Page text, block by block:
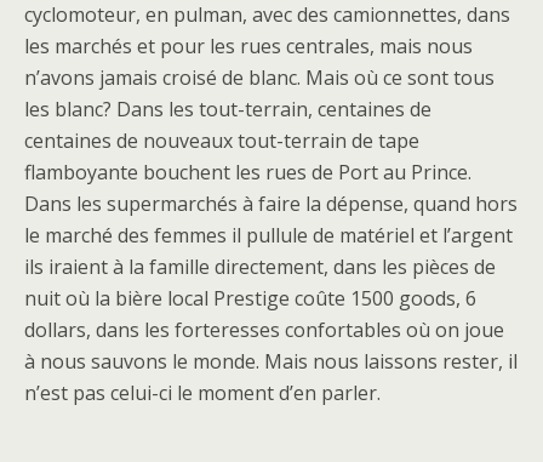
cyclomoteur, en pulman, avec des camionnettes, dans
les marchés et pour les rues centrales, mais nous
n’avons jamais croisé de blanc. Mais où ce sont tous
les blanc? Dans les tout-terrain, centaines de
centaines de nouveaux tout-terrain de tape
flamboyante bouchent les rues de Port au Prince.
Dans les supermarchés à faire la dépense, quand hors
le marché des femmes il pullule de matériel et l’argent
ils iraient à la famille directement, dans les pièces de
nuit où la bière local Prestige coûte 1500 goods, 6
dollars, dans les forteresses confortables où on joue
à nous sauvons le monde. Mais nous laissons rester, il
n’est pas celui-ci le moment d’en parler.